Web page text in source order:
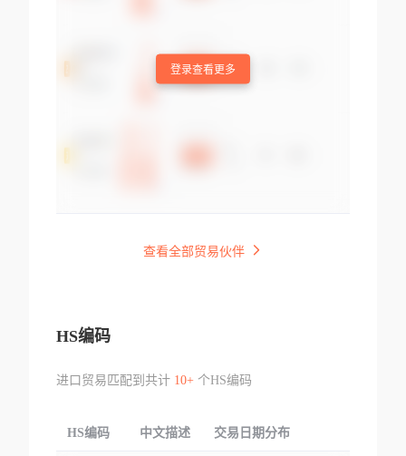
登录查看更多
查看全部贸易伙伴
HS编码
进口贸易匹配到共计 10+个HS编码
HS编码 中文描述 交易日期分布